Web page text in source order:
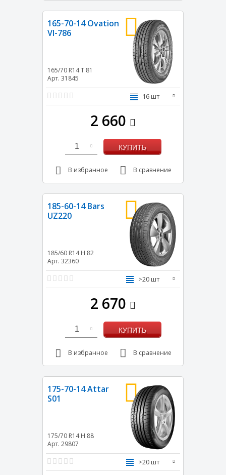
165-70-14 Ovation
VI-786
165/70 R14T 81
Арт. 31845
16 шт
2 660
1 КУПИТЬ
В избранное В сравнение
185-60-14 Bars
UZ220
185/60 R14 H 82
Арт. 32360
>20 шт
2 670
1 КУПИТЬ
В избранное В сравнение
175-70-14 Attar
S01
175/70 R14 H 88
Арт. 29807
>20 шт